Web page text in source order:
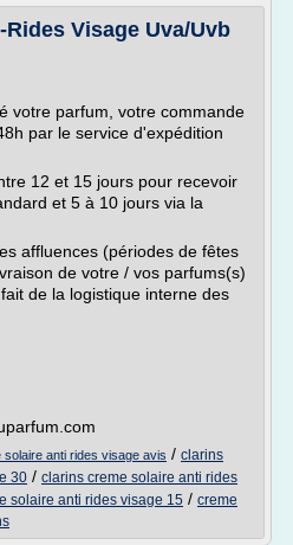
Visage Uva/Uvb
votre parfum, votre commande
par le service d'expédition
12 et 15 jours pour recevoir
et 5 à 10 jours via la
affluences (périodes de fêtes
de votre / vos parfums(s)
de la logistique interne des
solaire anti rides visage avis / clarins
30 / clarins creme solaire anti rides
solaire anti rides visage 15 / creme